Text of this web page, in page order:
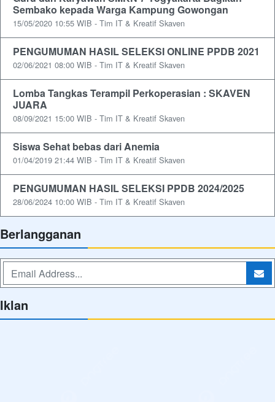
Sembako kepada Warga Kampung Gowongan
15/05/2020 10:55 WIB - Tim IT & Kreatif Skaven
PENGUMUMAN HASIL SELEKSI ONLINE PPDB 2021
02/06/2021 08:00 WIB - Tim IT & Kreatif Skaven
Lomba Tangkas Terampil Perkoperasian : SKAVEN
JUARA
08/09/2021 15:00 WIB - Tim IT & Kreatif Skaven
Siswa Sehat bebas dari Anemia
01/04/2019 21:44 WIB - Tim IT & Kreatif Skaven
PENGUMUMAN HASIL SELEKSI PPDB 2024/2025
28/06/2024 10:00 WIB - Tim IT & Kreatif Skaven
Berlangganan
Iklan